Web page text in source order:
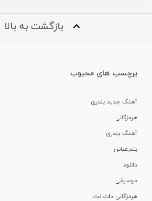
بازگشت به بالا
برچسب های محبوب
آهنگ جدید بندری
هرمزگانی
آهنگ بندری
بندرعباس
دانلود
موسیقی
هرمزگانی دات نت